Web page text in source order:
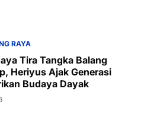
RAYA
Tira Tangka Balang
Heriyus Ajak Generasi
Budaya Dayak